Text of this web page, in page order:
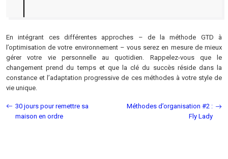
En intégrant ces différentes approches – de la méthode GTD à
l’optimisation de votre environnement – vous serez en mesure de mieux
gérer votre vie personnelle au quotidien. Rappelez-vous que le
changement prend du temps et que la clé du succès réside dans la
constance et l’adaptation progressive de ces méthodes à votre style de
vie unique.
30 jours pour remettre sa
maison en ordre
Méthodes d’organisation #2 :
Fly Lady